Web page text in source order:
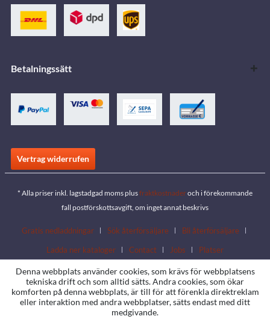
Betalningssätt
Vertrag widerrufen
* Alla priser inkl. lagstadgad moms plusfraktkostnaderoch i förekommande
fall postförskottsavgift, om inget annat beskrivs
Gratis nedladdningar Sök återförsäljare
Bli återförsäljare
Ladda ner kataloger
Contact Jobs Platser
Denna webbplats använder cookies, som krävs för webbplatsens
tekniska drift och som alltid sätts. Andra cookies, som ökar
komforten på denna webbplats, är till för att förenkla direktreklam
eller interaktion med andra webbplatser, sätts endast med ditt
medgivande.